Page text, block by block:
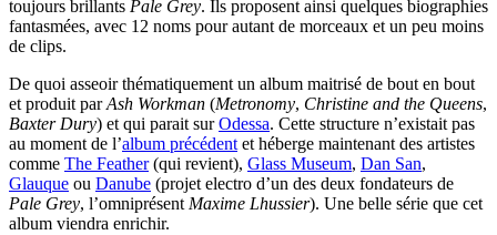
toujours brillants Pale Grey. Ils proposent ainsi quelques biographies
fantasmées, avec 12 noms pour autant de morceaux et un peu moins
de clips.
De quoi asseoir thématiquement un album maitrisé de bout en bout
et produit parAsh Workman (Metronomy, Christine and the Queens,
Baxter Dury) et qui parait surOdessa. Cette structure n’existait pas
au moment de l’album précédent et héberge maintenant des artistes
comme The Feather(qui revient), Glass Museum, Dan San,
Glauque ou Danube (projet electro d’un des deux fondateurs de
Pale Grey, l’omniprésent Maxime Lhussier). Une belle série que cet
album viendra enrichir.